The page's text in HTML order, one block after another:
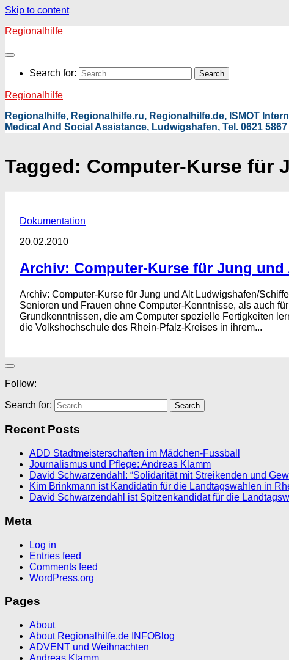
Skip to content
Regionalhilfe
Search for:
Regionalhilfe
Regionalhilfe, Regionalhilfe.ru, Regionalhilfe.de, ISMOT
Medical And Social Assistance, Ludwigshafen, Tel. 0621
Tagged: Computer-Kurse für
Dokumentation
20.02.2010
Archiv: Computer-Kurse für Jung und
Archiv: Computer-Kurse für Jung und Alt Ludwigshafen/
Senioren und Frauen ohne Computer-Kenntnisse, als auch
Grundkenntnissen, die am Computer spezielle Fertigkeiten
die Volkshochschule des Rhein-Pfalz-Kreises in ihrem...
Follow:
Search for:
Recent Posts
ADD Stadtmeisterschaften im Mädchen-Fussball
Journalismus und Pflege: Andreas Klamm
David Schwarzendahl: “Solidarität mit Streikenden und
Kim Brinkmann ist Kandidatin für die Landtagswahlen in
David Schwarzendahl ist Spitzenkandidat für die
Meta
Log in
Entries feed
Comments feed
WordPress.org
Pages
About
About Regionalhilfe.de INFOBlog
ADVENT und Weihnachten
Andreas Klamm